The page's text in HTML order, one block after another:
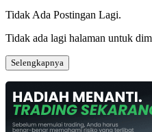
Tidak Ada Postingan Lagi.
Tidak ada lagi halaman untuk
Selengkapnya